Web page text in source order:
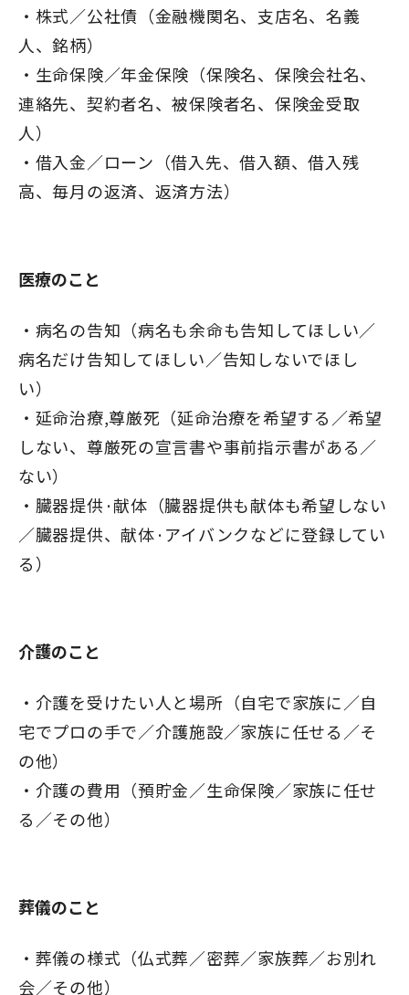
株式／公社債（金融機関名、支店名、名義
人、銘柄）
生命保険／年金保険（保険名、保険会社名、
連絡先、契約者名、被保険者名、保険金受取
人）
借入金／ローン（借入先、借入額、借入残
高、毎月の返済、返済方法）
医療のこと
病名の告知（病名も余命も告知してほしい／
病名だけ告知してほしい／告知しないでほし
い）
延命治療,尊厳死（延命治療を希望する／希望
しない、尊厳死の宣言書や事前指示書がある／
ない）
臓器提供·献体（臓器提供も献体も希望しない
／臓器提供、献体·アイバンクなどに登録してい
る）
介護のこと
介護を受けたい人と場所（自宅で家族に／自
宅でプロの手で／介護施設／家族に任せる／そ
の他）
介護の費用（預貯金／生命保険／家族に任せ
る／その他）
葬儀のこと
葬儀の様式（仏式葬／密葬／家族葬／お別れ
会／その他）